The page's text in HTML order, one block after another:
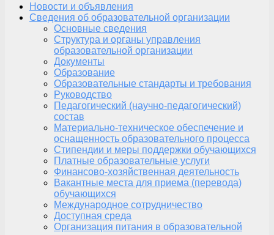
Новости и объявления
Сведения об образовательной организации
Основные сведения
Структура и органы управления
образовательной организации
Документы
Образование
Образовательные стандарты и требования
Руководство
Педагогический (научно-педагогический)
состав
Материально-техническое обеспечение и
оснащенность образовательного процесса
Стипендии и меры поддержки обучающихся
Платные образовательные услуги
Финансово-хозяйственная деятельность
Вакантные места для приема (перевода)
обучающихся
Международное сотрудничество
Доступная среда
Организация питания в образовательной